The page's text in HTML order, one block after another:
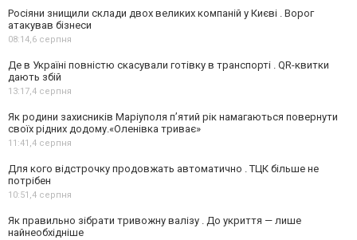
Росіяни знищили склади двох великих компаній у Києві . Ворог
атакував бізнеси
08:14,6 серпня
Де в Україні повністю скасували готівку в транспорті . QR-квитки
дають збій
13:17,4 серпня
Як родини захисників Маріуполя пʼятий рік намагаються повернути
своїх рідних додому.«Оленівка триває»
11:41,4 серпня
Для кого відстрочку продовжать автоматично . ТЦК більше не
потрібен
10:51,4 серпня
Як правильно зібрати тривожну валізу . До укриття — лише
найнеобхідніше